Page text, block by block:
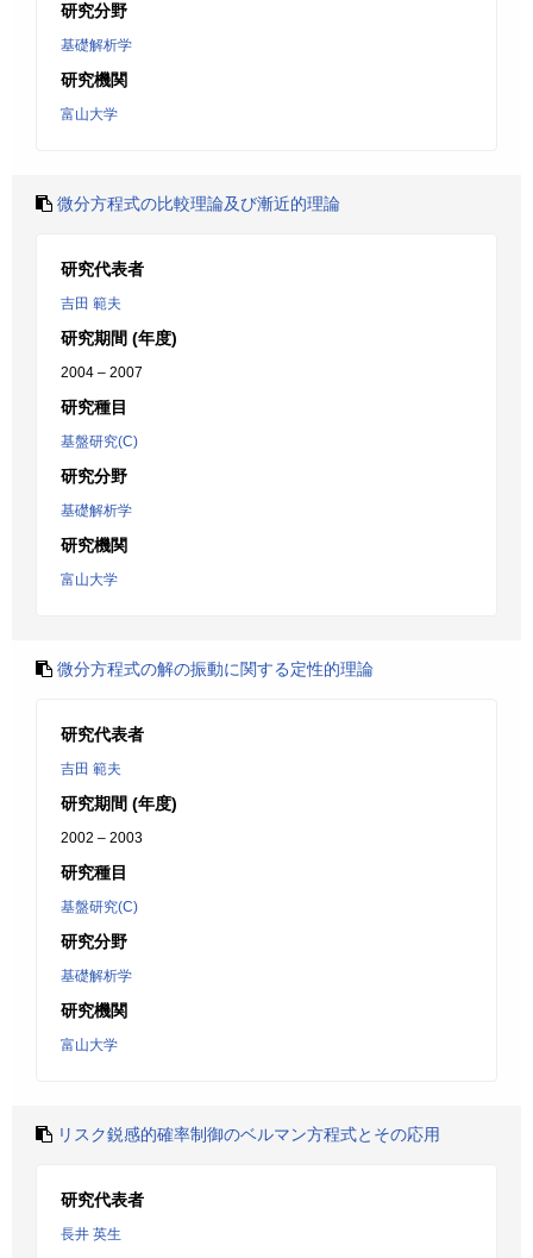
研究分野
基礎解析学
研究機関
富山大学
微分方程式の比較理論及び漸近的理論
研究代表者
吉田 範夫
研究期間 (年度)
2004 – 2007
研究種目
基盤研究(C)
研究分野
基礎解析学
研究機関
富山大学
微分方程式の解の振動に関する定性的理論
研究代表者
吉田 範夫
研究期間 (年度)
2002 – 2003
研究種目
基盤研究(C)
研究分野
基礎解析学
研究機関
富山大学
リスク鋭感的確率制御のベルマン方程式とその応用
研究代表者
長井 英生